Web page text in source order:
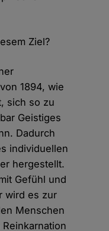
Ziel?
1894, wie
sich so zu
Geistiges
Dadurch
individuellen
hergestellt.
Gefühl und
wird es zur
Menschen